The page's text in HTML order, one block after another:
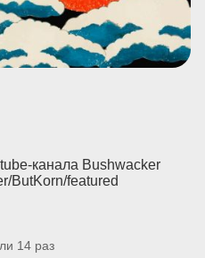
канала Bushwacker
ButKorn/featured
14 раз